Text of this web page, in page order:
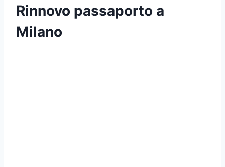
Rinnovo passaporto a
Milano